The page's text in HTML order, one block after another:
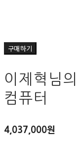
구매하기
이제혁님
컴퓨터
4,037,000원